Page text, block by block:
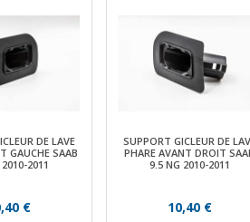
DE LAVE
GAUCHE SAAB
2011
€
SUPPORT GICLEUR DE
PHARE AVANT DROIT
9.5 NG 2010-2011
10,40 €